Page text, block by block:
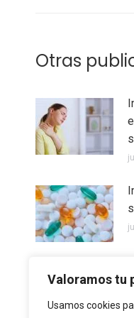
Valoramos tu
Usamos cookies
Otras